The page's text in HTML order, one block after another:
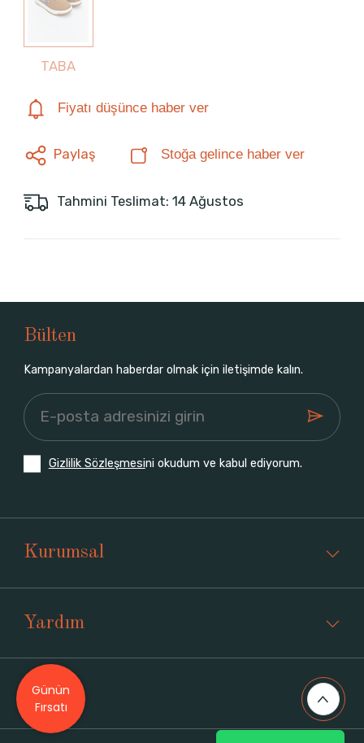
TABA
Fiyatı düşünce haber ver
Paylaş Stoğa gelince haber ver
Tahmini Teslimat: 14 Ağustos
Bülten
Kampanyalardan haberdar olmak için iletişimde kalın.
Gizlilik Sözleşmesini okudum ve kabul ediyorum.
Kurumsal
Yardım
Üyelik
Günün
Fırsatı